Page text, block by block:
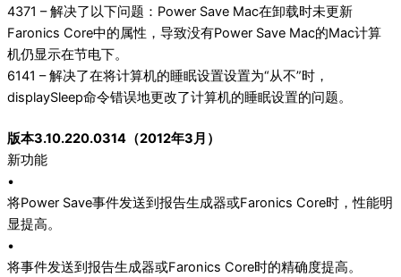
4371 – 解决了以下问题：Power Save Mac在卸载时未更新
Faronics Core中的属性，导致没有Power Save Mac的Mac计算
机仍显示在节电下。
6141 – 解决了在将计算机的睡眠设置设置为“从不”时，
displaySleep命令错误地更改了计算机的睡眠设置的问题。
版本3.10.220.0314（2012年3月）
新功能
•
将Power Save事件发送到报告生成器或Faronics Core时，性能明
显提高。
•
将事件发送到报告生成器或Faronics Core时的精确度提高。